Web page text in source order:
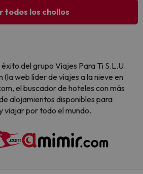
todos los chollos
del grupo Viajes Para Ti S.L.U.
(la web líder de viajes a la nieve en
el buscador de hoteles con más
alojamientos disponibles para
viajar por todo el mundo.